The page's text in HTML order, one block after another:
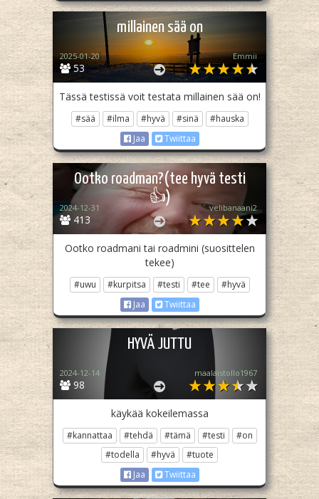
millainen sää on
53
2025-01-20 Emmii
Tässä testissä voit testata millainen sää on!
#sää #ilma #hyvä #sinä
#hauska
Jaa
Twiittaa
Ootko roadman?(tee hyvä testi
👍)
413
2024-12-31 velibanaani2
Ootko roadmani tai roadmini (suosittelen
tekee)
#uwu #kurpitsa #testi #tee
#hyvä
Jaa
Twiittaa
HYVÄ JUTTU
98
2024-12-14 maalaistollo1967
käykää kokeilemassa
#kannattaa #tehdä #tämä #testi
#on
#todella
#hyvä
#tuote
Jaa
Twiittaa